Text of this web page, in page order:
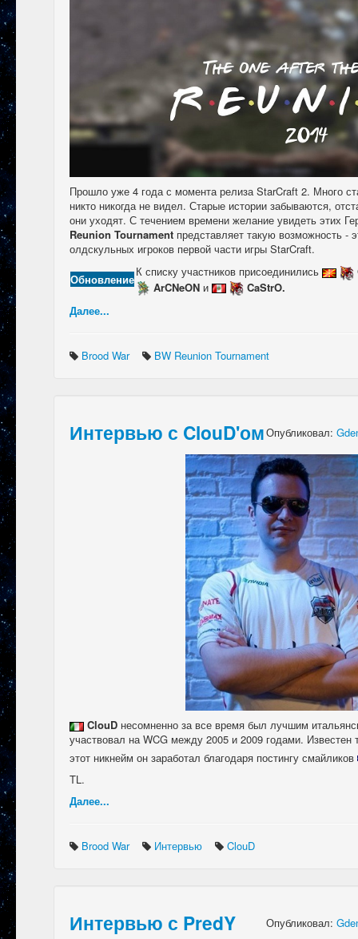
Прошло уже 4 года с момента релиза StarCraft 2. Много
никто никогда не видел. Старые истории забываются,
они уходят. С течением времени желание увидеть этих
Reunion Tournament представляет такую возможность -
олдскульных игроков первой части игры StarCraft.
Обновление
К списку участников присоединились
ArCNeON и
CaStrO.
Далее...
Brood War BW Reunion Tournament
Интервью с ClouD'омОпубликовал:
ClouD несомненно за все время был лучшим
участвовал на WCG между 2005 и 2009 годами. Известен
этот никнейм он заработал благодаря постингу смайликов
TL.
Далее...
Brood War Интервью ClouD
Интервью с PredY Опубликовал: